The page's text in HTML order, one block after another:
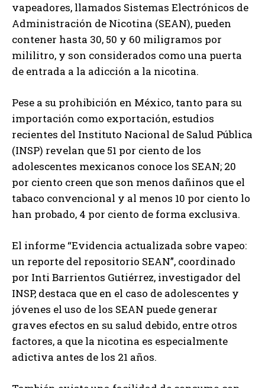
vapeadores, llamados Sistemas Electrónicos de
Administración de Nicotina (SEAN), pueden
contener hasta 30, 50 y 60 miligramos por
mililitro, y son considerados como una puerta
de entrada a la adicción a la nicotina.
Pese a su prohibición en México, tanto para su
importación como exportación, estudios
recientes del Instituto Nacional de Salud Pública
(INSP) revelan que 51 por ciento de los
adolescentes mexicanos conoce los SEAN; 20
por ciento creen que son menos dañinos que el
tabaco convencional y al menos 10 por ciento lo
han probado, 4 por ciento de forma exclusiva.
El informe “Evidencia actualizada sobre vapeo:
un reporte del repositorio SEAN”, coordinado
por Inti Barrientos Gutiérrez, investigador del
INSP, destaca que en el caso de adolescentes y
jóvenes el uso de los SEAN puede generar
graves efectos en su salud debido, entre otros
factores, a que la nicotina es especialmente
adictiva antes de los 21 años.